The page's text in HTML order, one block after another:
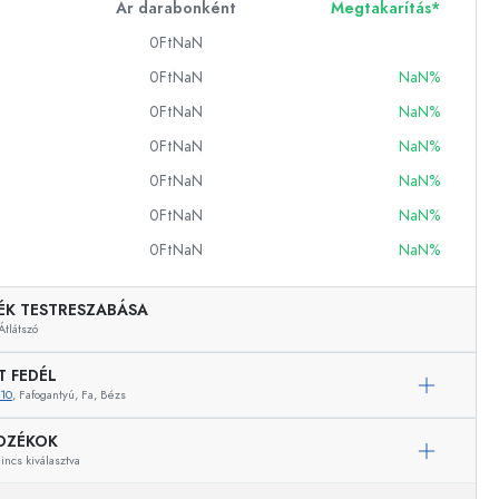
Ár darabonként
Megtakarítás*
0FtNaN
0FtNaN
NaN%
0FtNaN
NaN%
0FtNaN
NaN%
0FtNaN
NaN%
0FtNaN
NaN%
0FtNaN NaN%
TESTRESZABÁSA
FEDÉL
, Fafogantyú, Fa, Bézs
kiválasztva